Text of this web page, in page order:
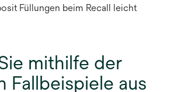
Füllungen beim Recall leicht
mithilfe der
Fallbeispiele aus